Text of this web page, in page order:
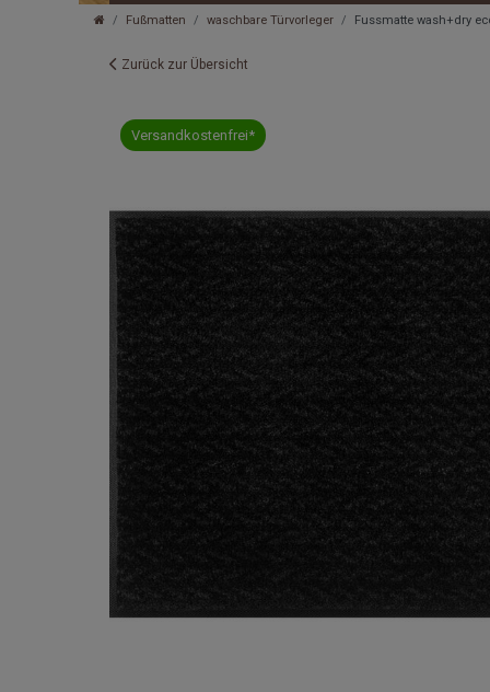
Fußmatten waschbare Türvorleger Fussmatte wash+dry
Zurück zur Übersicht
Versandkostenfrei*